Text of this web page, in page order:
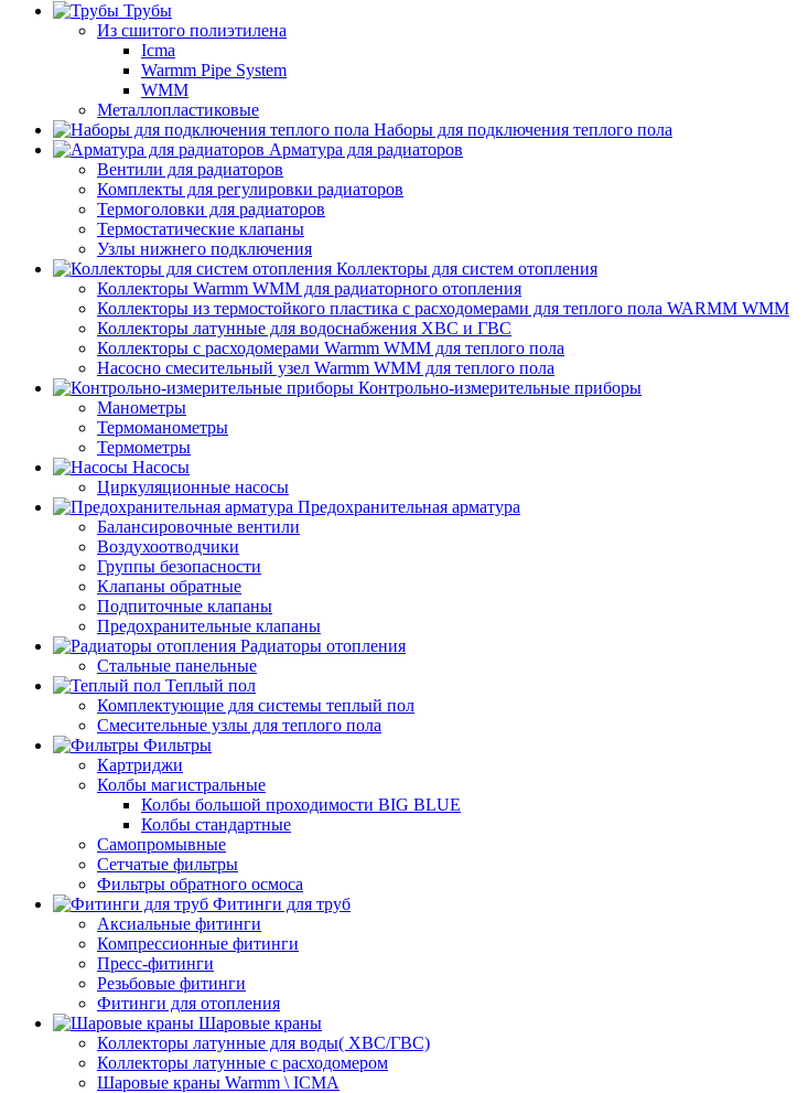
Трубы
Из сшитого полиэтилена
Icma
Warmm Pipe System
WMM
Металлопластиковые
Наборы для подключения теплого пола
Арматура для радиаторов
Вентили для радиаторов
Комплекты для регулировки радиаторов
Термоголовки для радиаторов
Термостатические клапаны
Узлы нижнего подключения
Коллекторы для систем отопления
Коллекторы Warmm WMM для радиаторного отопления
Коллекторы из термостойкого пластика с расходомерами для теплого пола WARMM WMM
Коллекторы латунные для водоснабжения ХВС и ГВС
Коллекторы с расходомерами Warmm WMM для теплого пола
Насосно смесительный узел Warmm WMM для теплого пола
Контрольно-измерительные приборы
Манометры
Термоманометры
Термометры
Насосы
Циркуляционные насосы
Предохранительная арматура
Балансировочные вентили
Воздухоотводчики
Группы безопасности
Клапаны обратные
Подпиточные клапаны
Предохранительные клапаны
Радиаторы отопления
Стальные панельные
Теплый пол
Комплектующие для системы теплый пол
Смесительные узлы для теплого пола
Фильтры
Картриджи
Колбы магистральные
Колбы большой проходимости BIG BLUE
Колбы стандартные
Самопромывные
Сетчатые фильтры
Фильтры обратного осмоса
Фитинги для труб
Аксиальные фитинги
Компрессионные фитинги
Пресс-фитинги
Резьбовые фитинги
Фитинги для отопления
Шаровые краны
Коллекторы латунные для воды( ХВС/ГВС)
Коллекторы латунные с расходомером
Шаровые краны Warmm \ ICMA